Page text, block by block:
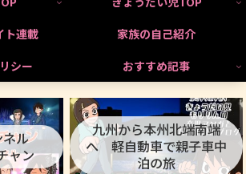
ト連載
家族の自己紹介
シー
おすすめ記事
ネル
ャン
九州から本州北端南端
へ 軽自動車で親子車中
泊の旅